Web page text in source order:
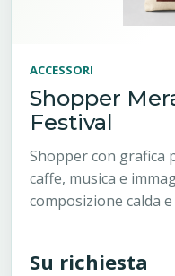
ACCESSORI
Shopper
Festival
Shopper con grafica
caffe, musica e
composizione calda
Su richiesta